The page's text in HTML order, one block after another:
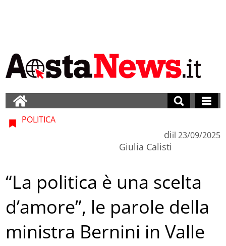
POLITICA
di
Giulia Calisti
il 23/09/2025
“La politica è una scelta
d’amore”, le parole della
ministra Bernini in Valle